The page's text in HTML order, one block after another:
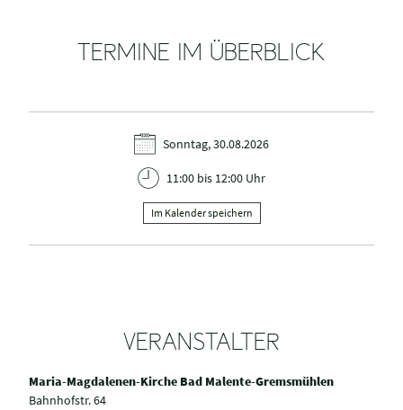
TERMINE IM ÜBERBLICK
Sonntag, 30.08.2026
11:00 bis 12:00 Uhr
Im Kalender speichern
VERANSTALTER
Maria-Magdalenen-Kirche Bad Malente-Gremsmühlen
Bahnhofstr. 64